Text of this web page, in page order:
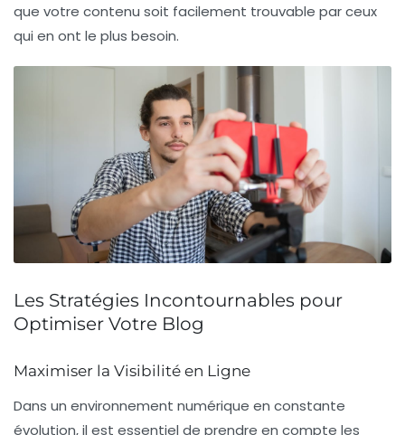
que votre contenu soit facilement trouvable par ceux
qui en ont le plus besoin.
Les Stratégies Incontournables pour
Optimiser Votre Blog
Maximiser la Visibilité en Ligne
Dans un environnement numérique en constante
évolution, il est essentiel de prendre en compte les